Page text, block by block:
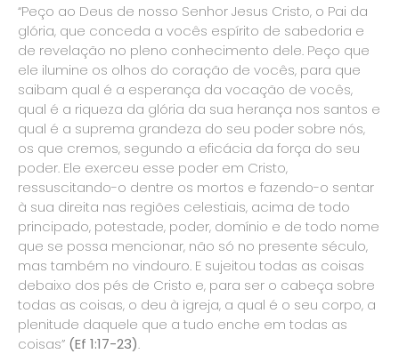
“Peço ao Deus de nosso Senhor Jesus Cristo, o Pai da
glória, que conceda a vocês espírito de sabedoria e
de revelação no pleno conhecimento dele. Peço que
ele ilumine os olhos do coração de vocês, para que
saibam qual é a esperança da vocação de vocês,
qual é a riqueza da glória da sua herança nos santos e
qual é a suprema grandeza do seu poder sobre nós,
os que cremos, segundo a eficácia da força do seu
poder. Ele exerceu esse poder em Cristo,
ressuscitando-o dentre os mortos e fazendo-o sentar
à sua direita nas regiões celestiais, acima de todo
principado, potestade, poder, domínio e de todo nome
que se possa mencionar, não só no presente século,
mas também no vindouro. E sujeitou todas as coisas
debaixo dos pés de Cristo e, para ser o cabeça sobre
todas as coisas, o deu à igreja, a qual é o seu corpo, a
plenitude daquele que a tudo enche em todas as
coisas” (Ef 1:17-23).